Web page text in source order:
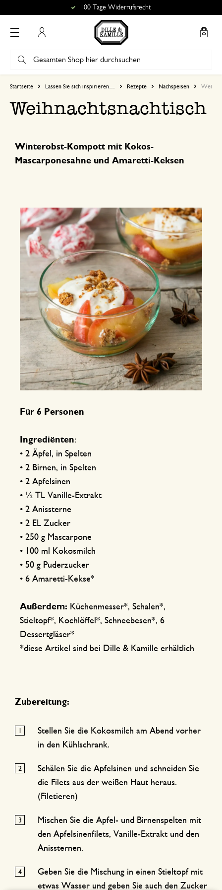
100 Tage Widerrufsrecht
Startseite Lassen Sie sich inspirieren… Rezepte Nachspeisen
Weihnachtsnachtisch
Winterobst-Kompott mit Kokos-
Mascarponesahne und Amaretti-Keksen
Für 6 Personen
Ingrediënten:
• 2 Äpfel, in Spelten
• 2 Birnen, in Spelten
• 2 Apfelsinen
• ½ TL Vanille-Extrakt
• 2 Anissterne
• 2 EL Zucker
• 250 g Mascarpone
• 100 ml Kokosmilch
• 50 g Puderzucker
• 6 Amaretti-Kekse*
Außerdem: Küchenmesser*, Schalen*,
Stieltopf*, Kochlöffel*, Schneebesen*, 6
Dessertgläser*
*diese Artikel sind bei Dille & Kamille erhältlich
Zubereitung:
Stellen Sie die Kokosmilch am Abend vorher
in den Kühlschrank.
Schälen Sie die Apfelsinen und schneiden Sie
die Filets aus der weißen Haut heraus.
(Filetieren)
Mischen Sie die Apfel- und Birnenspelten mit
den Apfelsinenfilets, Vanille-Extrakt und den
Anissternen.
Geben Sie die Mischung in einen Stieltopf mit
etwas Wasser und geben Sie auch den Zucker